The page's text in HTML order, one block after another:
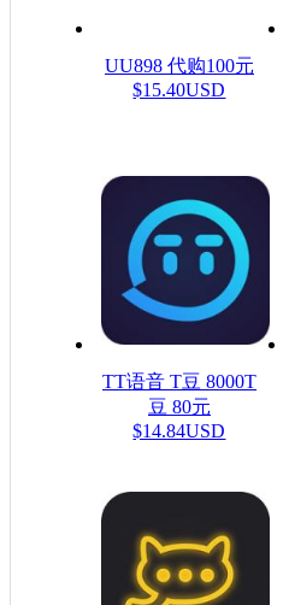
UU898 代购100元
$15.40USD
TT语音 T豆 8000T
豆 80元
$14.84USD